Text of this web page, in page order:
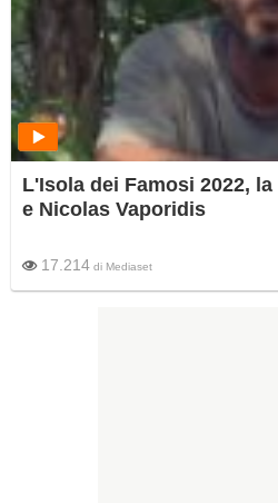
L'Isola dei Famosi 2022,
e Nicolas Vaporidis
17.214 di Mediaset